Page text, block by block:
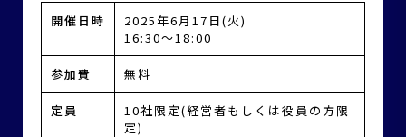
開催日時
2025年6月17日(火)
16:30～18:00
参加費 無料
定員
10社限定(経営者もしくは役員の方限
定)